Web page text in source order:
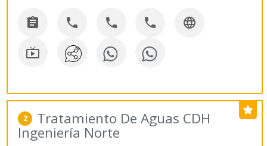
    

2 Tratamiento De Aguas CDH
Ingeniería Norte